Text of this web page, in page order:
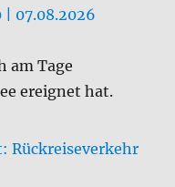
07.08.2026
am Tage
ereignet hat.
Rückreiseverkehr